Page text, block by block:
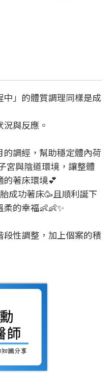
」的體質調理同樣是成
與反應。
調經，幫助穩定體內荷
宮與陰道環境，讓整體
著床環境💕
成功著床🥳且順利誕下
的幸福👶👶✨
性調整，加上個案的積